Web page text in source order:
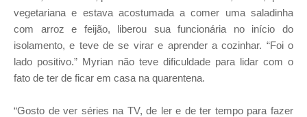
vegetariana e estava acostumada a comer uma saladinha
com arroz e feijão, liberou sua funcionária no início do
isolamento, e teve de se virar e aprender a cozinhar. “Foi o
lado positivo.” Myrian não teve dificuldade para lidar com o
fato de ter de ficar em casa na quarentena.
“Gosto de ver séries na TV, de ler e de ter tempo para fazer